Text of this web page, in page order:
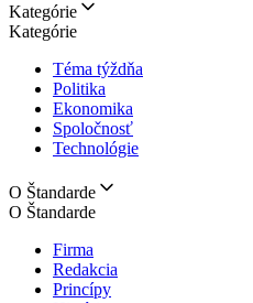
Kategórie
Kategórie
Téma týždňa
Politika
Ekonomika
Spoločnosť
Technológie
O Štandarde
O Štandarde
Firma
Redakcia
Princípy